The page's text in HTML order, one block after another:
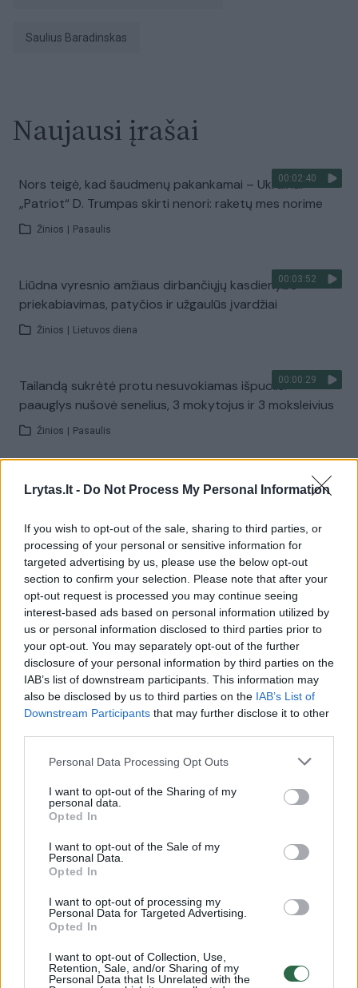
Lrytas.lt - Do Not Process My Personal Information
If you wish to opt-out of the sale, sharing to third parties, or
processing of your personal or sensitive information for
targeted advertising by us, please use the below opt-out
section to confirm your selection. Please note that after your
opt-out request is processed you may continue seeing
interest-based ads based on personal information utilized by
us or personal information disclosed to third parties prior to
your opt-out. You may separately opt-out of the further
disclosure of your personal information by third parties on the
IAB’s list of downstream participants. This information may
also be disclosed by us to third parties on the IAB’s List of
Downstream Participants that may further disclose it to other
Personal Data Processing Opt Outs
I want to opt-out of the Sharing of my
personal data.
Opted In
I want to opt-out of the Sale of my
Personal Data.
Opted In
I want to opt-out of processing my
Personal Data for Targeted Advertising.
Opted In
I want to opt-out of Collection, Use,
Retention, Sale, and/or Sharing of my
Personal Data that Is Unrelated with the
Saulius Baradinskas
Naujausi įrašai
00:02:40
Nors teigė, kad šaudmenų pakankamai – Ukrainai
„Patriot“ D. Trumpas skirti nenori: raketų mes norime
Žinios Pasaulis
00:03:52
Liūdna vyresnio amžiaus dirbančiųjų kasdienybė –
priekabiavimas, patyčios ir užgaulūs įvardžiai
Žinios Lietuvos diena
00:00:29
Tailandą sukrėtė protu nesuvokiamas išpuolis:
paauglys nušovė senelius, 3 mokytojus ir 3 moksleivius
Žinios Pasaulis
00:02:08
Aukštaitijos pučiamųjų orkestras Nyderlanduose
Žinios | Lietuvos diena
Visi įrašai
Žiūrimiausi įrašai
00:00:30
Vaizdai iš tragiškos avarijos Vilniaus r.: dviejų moterų ir
vaiko gyvybių išgelbėti nepavyko
Žinios | Lietuvos diena
Savaitės vidurys nusimato karštas: temperatūra kils iki
Žinios | Orai
00:00:59
Nufilmavo, kaip patvino Vilniaus Vakarinis aplinkkelis:
Žinios | Lietuvos diena